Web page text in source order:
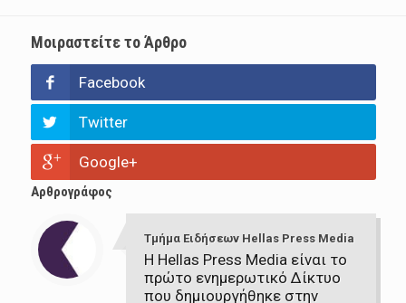
Μοιραστείτε το Άρθρο
Facebook
Twitter
Google+
Αρθρογράφος
Τμήμα Ειδήσεων Hellas Press Media
Η Hellas Press Media είναι το
πρώτο ενημερωτικό Δίκτυο
που δημιουργήθηκε στην